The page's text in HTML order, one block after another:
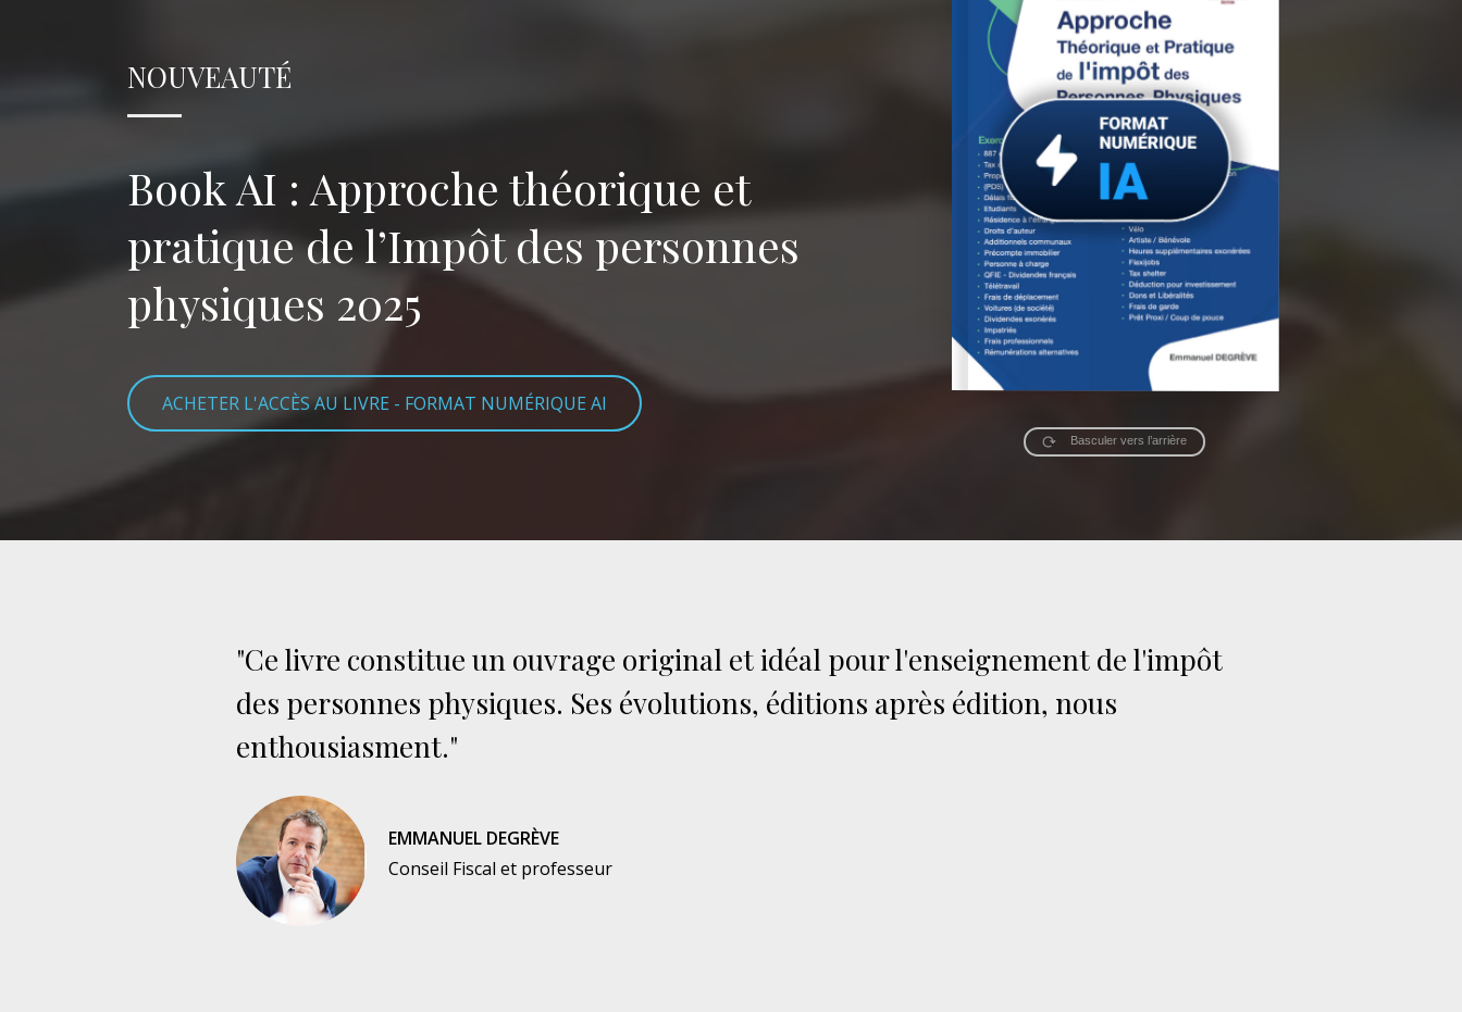
NOUVEAUTÉ
Book AI : Approche théorique et
pratique de l’Impôt des personnes
physiques 2025
ACHETER L'ACCÈS AU LIVRE - FORMAT NUMÉRIQUE AI
Basculer vers l’arrière
"Ce livre constitue un ouvrage original et idéal pour l'enseignement de l'impôt
des personnes physiques. Ses évolutions, éditions après édition, nous
enthousiasment."
EMMANUEL DEGRÈVE
Conseil Fiscal et professeur